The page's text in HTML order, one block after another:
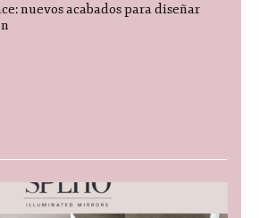
nuevos acabados para diseñar